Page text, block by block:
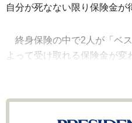
自分が死なない限り保険金が
終身保険の中で2人が「ベ
よって受け取れる保険金が変